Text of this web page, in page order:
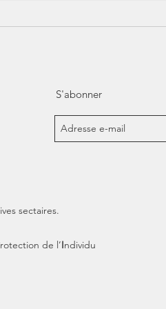
S'abonner
sectaires.
rotection de l’Individu